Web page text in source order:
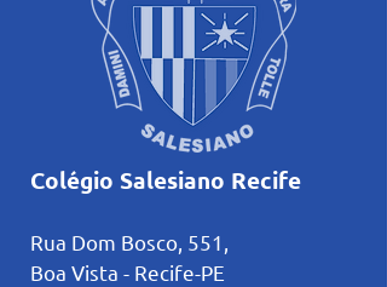
Colégio Salesiano Recife
Rua Dom Bosco, 551,
Boa Vista - Recife-PE